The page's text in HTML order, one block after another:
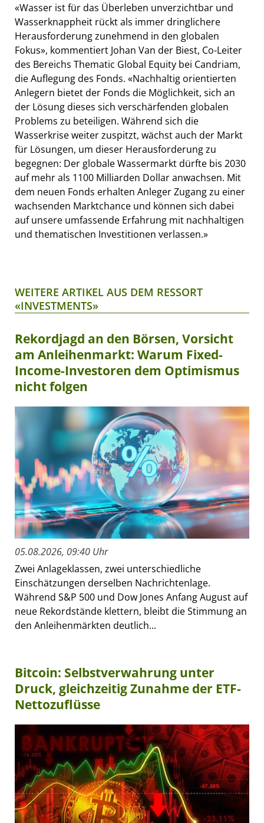
«Wasser ist für das Überleben unverzichtbar und
Wasserknappheit rückt als immer dringlichere
Herausforderung zunehmend in den globalen
Fokus», kommentiert Johan Van der Biest, Co-Leiter
des Bereichs Thematic Global Equity bei Candriam,
die Auflegung des Fonds. «Nachhaltig orientierten
Anlegern bietet der Fonds die Möglichkeit, sich an
der Lösung dieses sich verschärfenden globalen
Problems zu beteiligen. Während sich die
Wasserkrise weiter zuspitzt, wächst auch der Markt
für Lösungen, um dieser Herausforderung zu
begegnen: Der globale Wassermarkt dürfte bis 2030
auf mehr als 1100 Milliarden Dollar anwachsen. Mit
dem neuen Fonds erhalten Anleger Zugang zu einer
wachsenden Marktchance und können sich dabei
auf unsere umfassende Erfahrung mit nachhaltigen
und thematischen Investitionen verlassen.»
WEITERE ARTIKEL AUS DEM RESSORT
«INVESTMENTS»
Rekordjagd an den Börsen, Vorsicht
am Anleihenmarkt: Warum Fixed-
Income-Investoren dem Optimismus
nicht folgen
05.08.2026, 09:40 Uhr
Zwei Anlageklassen, zwei unterschiedliche
Einschätzungen derselben Nachrichtenlage.
Während S&P 500 und Dow Jones Anfang August auf
neue Rekordstände klettern, bleibt die Stimmung an
den Anleihenmärkten deutlich...
Bitcoin: Selbstverwahrung unter
Druck, gleichzeitig Zunahme der ETF-
Nettozuflüsse